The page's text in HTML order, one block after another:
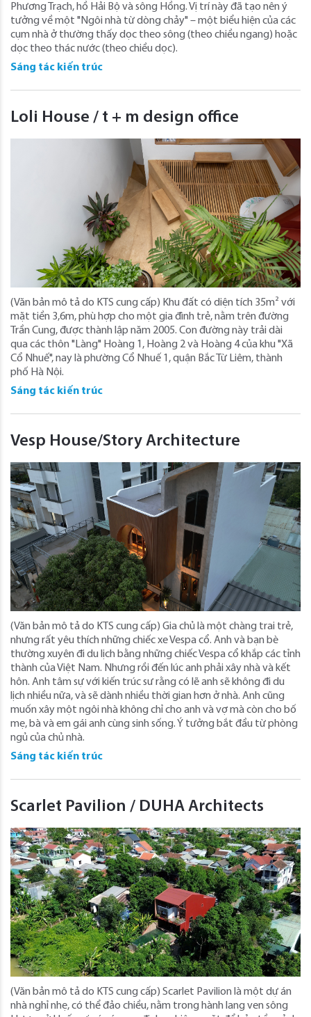
Phương Trạch, hồ Hải Bộ và sông Hồng. Vị trí này đã tạo nên ý
tưởng về một "Ngôi nhà từ dòng chảy" – một biểu hiện của các
cụm nhà ở thường thấy dọc theo sông (theo chiều ngang) hoặc
dọc theo thác nước (theo chiều dọc).
Sáng tác kiến trúc
Loli House / t + m design office
(Văn bản mô tả do KTS cung cấp) Khu đất có diện tích 35m² với
mặt tiền 3,6m, phù hợp cho một gia đình trẻ, nằm trên đường
Trần Cung, được thành lập năm 2005. Con đường này trải dài
qua các thôn "Làng" Hoàng 1, Hoàng 2 và Hoàng 4 của khu "Xã
Cổ Nhuế", nay là phường Cổ Nhuế 1, quận Bắc Từ Liêm, thành
phố Hà Nội.
Sáng tác kiến trúc
Vesp House/Story Architecture
(Văn bản mô tả do KTS cung cấp) Gia chủ là một chàng trai trẻ,
nhưng rất yêu thích những chiếc xe Vespa cổ. Anh và bạn bè
thường xuyên đi du lịch bằng những chiếc Vespa cổ khắp các tỉnh
thành của Việt Nam. Nhưng rồi đến lúc anh phải xây nhà và kết
hôn. Anh tâm sự với kiến ​​trúc sư rằng có lẽ anh sẽ không đi du
lịch nhiều nữa, và sẽ dành nhiều thời gian hơn ở nhà. Anh cũng
muốn xây một ngôi nhà không chỉ cho anh và vợ mà còn cho bố
mẹ, bà và em gái anh cùng sinh sống. Ý tưởng bắt đầu từ phòng
ngủ của chủ nhà.
Sáng tác kiến trúc
Scarlet Pavilion / DUHA Architects
(Văn bản mô tả do KTS cung cấp) Scarlet Pavilion là một dự án
nhà nghỉ nhẹ, có thể đảo chiều, nằm trong hành lang ven sông